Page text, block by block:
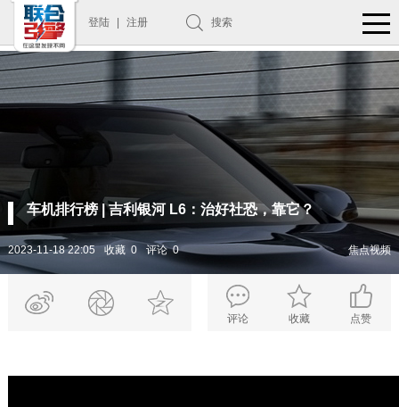
登陆 注册 搜索
车机排行榜 | 吉利银河 L6：治好社恐，靠它？
2023-11-18 22:05 收藏 0 评论 0 焦点视频
评论 收藏 点赞